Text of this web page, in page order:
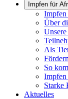
Impfen für
Über
Als
So
Starke
Aktuelles